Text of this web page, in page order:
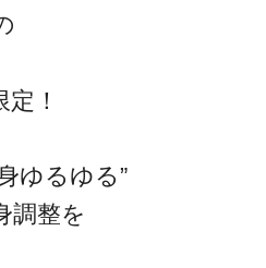
！
ゆるゆる”
調整を